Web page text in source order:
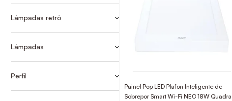
LÂMPADAS RETRÔ
LANTERNAS
LED
LUZ NOTURNA
PAINEIS DE EMBUTIR
Lâmpadas retrô
Lâmpadas
Perfil
Painel Pop LED Plafon Inteligente de
Sobrepor Smart Wi-Fi NEO 18W